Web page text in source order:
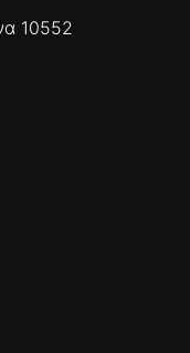
10552